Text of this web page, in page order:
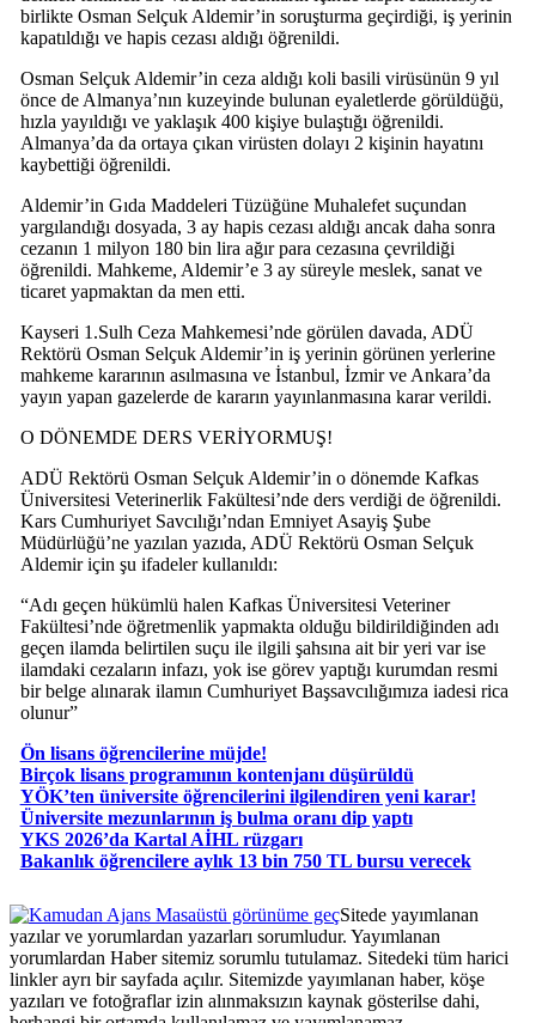
birlikte Osman Selçuk Aldemir’in soruşturma geçirdiği, iş yerinin
kapatıldığı ve hapis cezası aldığı öğrenildi.
Osman Selçuk Aldemir’in ceza aldığı koli basili virüsünün 9 yıl
önce de Almanya’nın kuzeyinde bulunan eyaletlerde görüldüğü,
hızla yayıldığı ve yaklaşık 400 kişiye bulaştığı öğrenildi.
Almanya’da da ortaya çıkan virüsten dolayı 2 kişinin hayatını
kaybettiği öğrenildi.
Aldemir’in Gıda Maddeleri Tüzüğüne Muhalefet suçundan
yargılandığı dosyada, 3 ay hapis cezası aldığı ancak daha sonra
cezanın 1 milyon 180 bin lira ağır para cezasına çevrildiği
öğrenildi. Mahkeme, Aldemir’e 3 ay süreyle meslek, sanat ve
ticaret yapmaktan da men etti.
Kayseri 1.Sulh Ceza Mahkemesi’nde görülen davada, ADÜ
Rektörü Osman Selçuk Aldemir’in iş yerinin görünen yerlerine
mahkeme kararının asılmasına ve İstanbul, İzmir ve Ankara’da
yayın yapan gazelerde de kararın yayınlanmasına karar verildi.
O DÖNEMDE DERS VERİYORMUŞ!
ADÜ Rektörü Osman Selçuk Aldemir’in o dönemde Kafkas
Üniversitesi Veterinerlik Fakültesi’nde ders verdiği de öğrenildi.
Kars Cumhuriyet Savcılığı’ndan Emniyet Asayiş Şube
Müdürlüğü’ne yazılan yazıda, ADÜ Rektörü Osman Selçuk
Aldemir için şu ifadeler kullanıldı:
“Adı geçen hükümlü halen Kafkas Üniversitesi Veteriner
Fakültesi’nde öğretmenlik yapmakta olduğu bildirildiğinden adı
geçen ilamda belirtilen suçu ile ilgili şahsına ait bir yeri var ise
ilamdaki cezaların infazı, yok ise görev yaptığı kurumdan resmi
bir belge alınarak ilamın Cumhuriyet Başsavcılığımıza iadesi rica
olunur”
Ön lisans öğrencilerine müjde!
Birçok lisans programının kontenjanı düşürüldü
YÖK’ten üniversite öğrencilerini ilgilendiren yeni karar!
Üniversite mezunlarının iş bulma oranı dip yaptı
YKS 2026’da Kartal AİHL rüzgarı
Bakanlık öğrencilere aylık 13 bin 750 TL bursu verecek
Masaüstü görünüme geçSitede yayımlanan
yazılar ve yorumlardan yazarları sorumludur. Yayımlanan
yorumlardan Haber sitemiz sorumlu tutulamaz. Sitedeki tüm harici
linkler ayrı bir sayfada açılır. Sitemizde yayımlanan haber, köşe
yazıları ve fotoğraflar izin alınmaksızın kaynak gösterilse dahi,